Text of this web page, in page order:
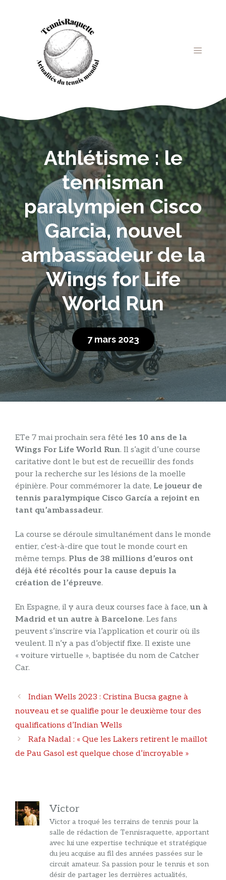
MENU
Athlétisme : le
tennisman
paralympien Cisco
Garcia, nouvel
ambassadeur de la
Wings for Life
World Run
7 mars 2023
ETe 7 mai prochain sera fêté les 10 ans de la
Wings For Life World Run. Il s’agit d’une course
caritative dont le but est de recueillir des fonds
pour la recherche sur les lésions de la moelle
épinière. Pour commémorer la date, Le joueur de
tennis paralympique Cisco García a rejoint en
tant qu’ambassadeur.
La course se déroule simultanément dans le monde
entier, c’est-à-dire que tout le monde court en
même temps. Plus de 38 millions d’euros ont
déjà été récoltés pour la cause depuis la
création de l’épreuve.
En Espagne, il y aura deux courses face à face,un à
Madrid et un autre à Barcelone. Les fans
peuvent s’inscrire via l’application et courir où ils
veulent. Il n’y a pas d’objectif fixe. Il existe une
« voiture virtuelle », baptisée du nom de Catcher
Car.
Navigation
des
articles
Indian Wells 2023 : Cristina Bucsa gagne à
nouveau et se qualifie pour le deuxième tour des
qualifications d’Indian Wells
Rafa Nadal : « Que les Lakers retirent le maillot
de Pau Gasol est quelque chose d’incroyable »
Victor
Victor a troqué les terrains de tennis pour la
salle de rédaction de Tennisraquette, apportant
avec lui une expertise technique et stratégique
du jeu acquise au fil des années passées sur le
circuit amateur. Sa passion pour le tennis et son
désir de partager les dernières actualités,